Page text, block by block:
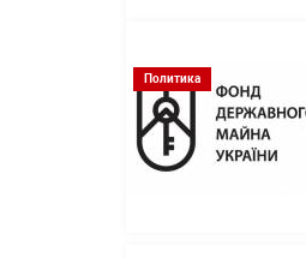
Политика